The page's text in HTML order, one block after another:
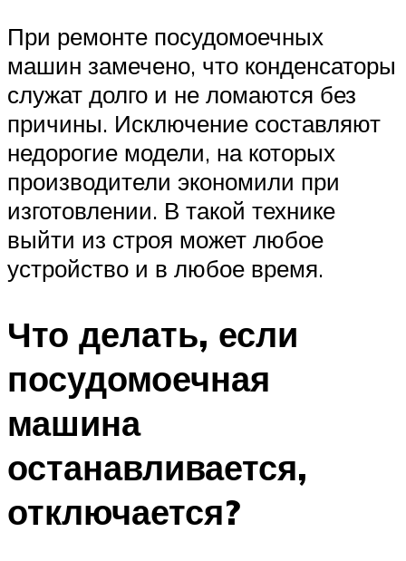
При ремонте посудомоечных
машин замечено, что конденсаторы
служат долго и не ломаются без
причины. Исключение составляют
недорогие модели, на которых
производители экономили при
изготовлении. В такой технике
выйти из строя может любое
устройство и в любое время.
Что делать, если
посудомоечная
машина
останавливается,
отключается?